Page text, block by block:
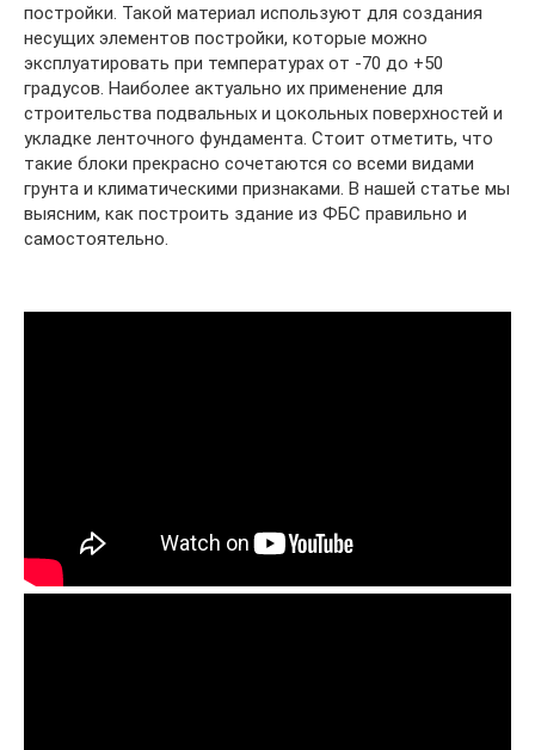
постройки. Такой материал используют для создания
несущих элементов постройки, которые можно
эксплуатировать при температурах от -70 до +50
градусов. Наиболее актуально их применение для
строительства подвальных и цокольных поверхностей и
укладке ленточного фундамента. Стоит отметить, что
такие блоки прекрасно сочетаются со всеми видами
грунта и климатическими признаками. В нашей статье мы
выясним, как построить здание из ФБС правильно и
самостоятельно.